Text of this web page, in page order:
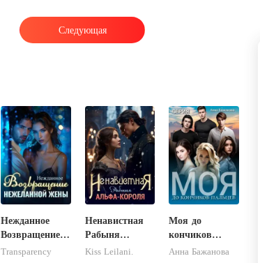
Следующая
Нежданное
Возвращение
Нежеланной
Transparency
Ненавистная
Рабыня
Альфа-Короля
Kiss Leilani.
Моя до
кончиков
пальцев
Анна Бажанова